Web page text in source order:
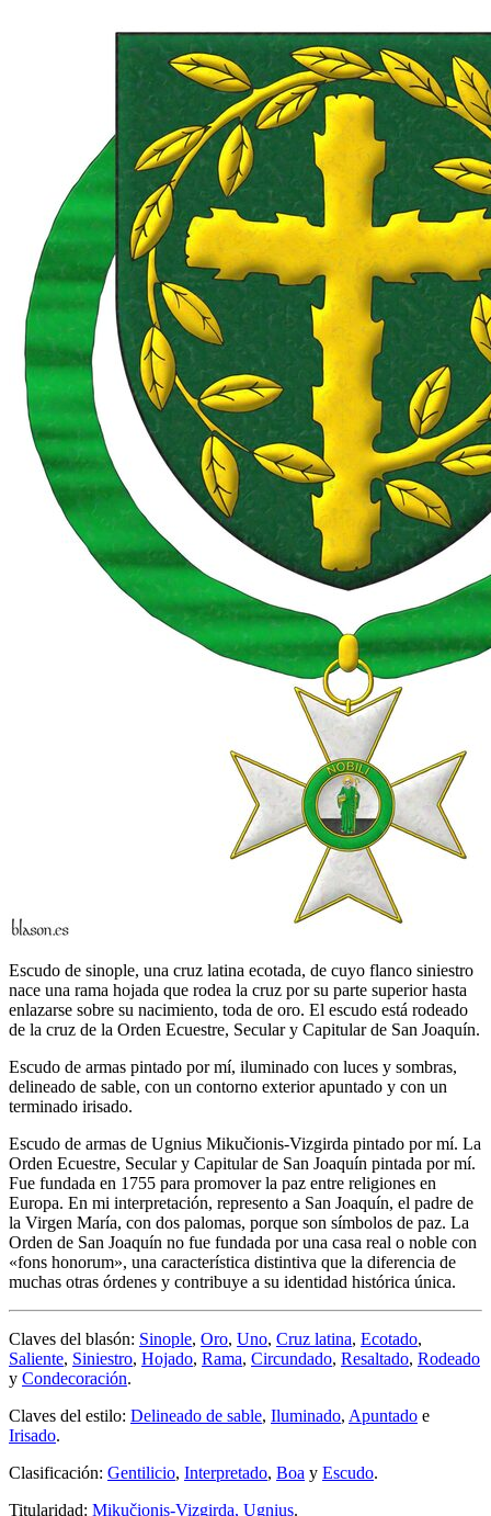
Escudo de sinople, una cruz latina ecotada, de cuyo flanco siniestro
nace una rama hojada que rodea la cruz por su parte superior hasta
enlazarse sobre su nacimiento, toda de oro. El escudo está rodeado
de la cruz de la Orden Ecuestre, Secular y Capitular de San Joaquín.
Escudo de armas pintado por mí, iluminado con luces y sombras,
delineado de sable, con un contorno exterior apuntado y con un
terminado irisado.
Escudo de armas de Ugnius Mikučionis-Vizgirda pintado por mí. La
Orden Ecuestre, Secular y Capitular de San Joaquín pintada por mí.
Fue fundada en 1755 para promover la paz entre religiones en
Europa. En mi interpretación, represento a San Joaquín, el padre de
la Virgen María, con dos palomas, porque son símbolos de paz. La
Orden de San Joaquín no fue fundada por una casa real o noble con
«fons honorum», una característica distintiva que la diferencia de
muchas otras órdenes y contribuye a su identidad histórica única.
Claves del blasón: Sinople, Oro, Uno, Cruz latina, Ecotado,
Saliente, Siniestro, Hojado, Rama, Circundado, Resaltado, Rodeado
y Condecoración.
Claves del estilo: Delineado de sable, Iluminado, Apuntado e
Irisado.
Clasificación: Gentilicio, Interpretado, Boa y Escudo.
Titularidad: Mikučionis-Vizgirda, Ugnius.